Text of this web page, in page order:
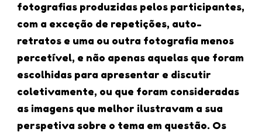
fotografias produzidas pelos participantes,
com a exceção de repetições, auto-
retratos e uma ou outra fotografia menos
percetível, e não apenas aquelas que foram
escolhidas para apresentar e discutir
coletivamente, ou que foram consideradas
as imagens que melhor ilustravam a sua
perspetiva sobre o tema em questão. Os